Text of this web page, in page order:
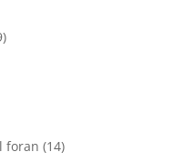
foran (14)